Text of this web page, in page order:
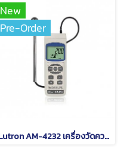
New
Pre-Order
Lutron AM-4232 เครื่องวัดความเร็วลมและปริมาตรลม